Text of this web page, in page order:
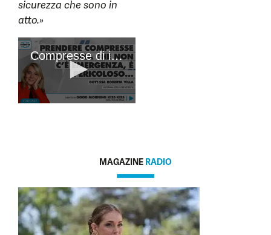
sicurezza che sono in
atto.»
MAGAZINE RADIO